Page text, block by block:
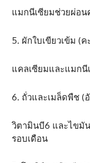
แมกนีเซียมช่วยผ่อ
5. ผักใบเขียวเข้ม (
แคลเซียมและแมกนี
6. ถั่วและเมล็ดพืช (
วิตามินบี6 และไขมั
รอบเดือน